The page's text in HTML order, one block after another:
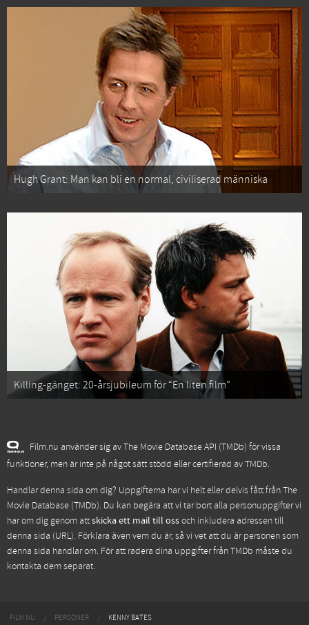
Hugh Grant: Man kan bli en normal, civiliserad människa
Killing-gänget: 20-årsjubileum för “En liten film”
Film.nu använder sig av The Movie Database API (TMDb) för vissa
funktioner, men är inte på något sätt stödd eller certifierad av TMDb.
Handlar denna sida om dig? Uppgifterna har vi helt eller delvis fått frånThe
Movie Database (TMDb). Du kan begära att vi tar bort alla personuppgifter vi
har om dig genom attskicka ett mail till ossoch inkludera adressen till
denna sida (URL). Förklara även vem du är, så vi vet att du är personen som
denna sida handlar om. För att radera dina uppgifter från TMDb måste du
kontakta dem separat.
FILM.NU PERSONER KENNY BATES